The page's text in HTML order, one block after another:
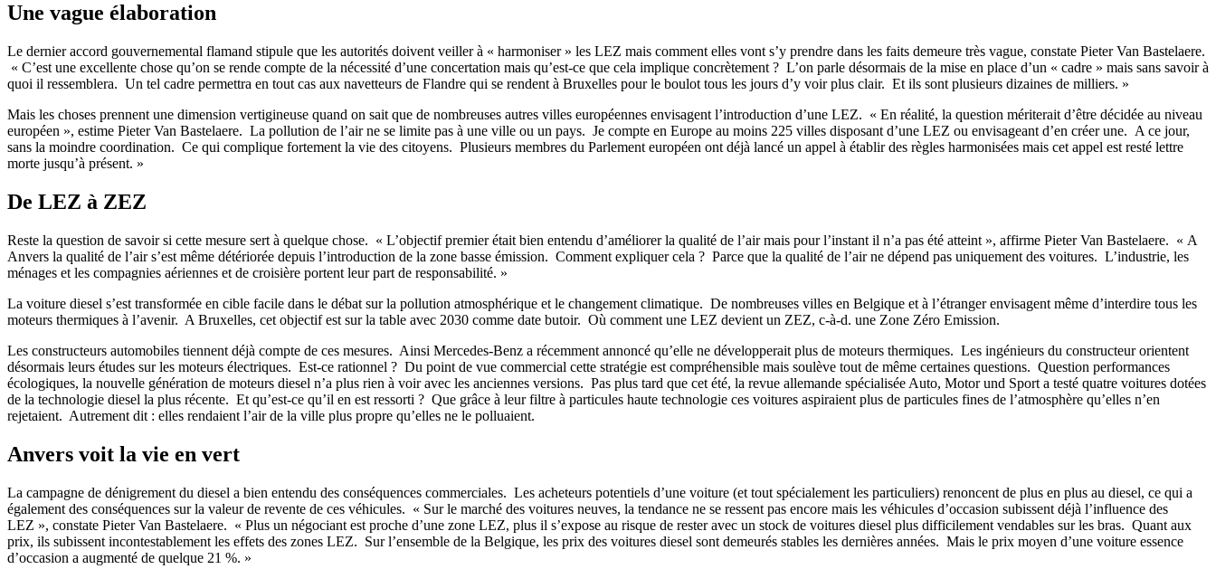
Une vague élaboration
Le dernier accord gouvernemental flamand stipule que les autorités doivent veiller à « harmoniser » les LEZ mais comment elles vont s’y prendre dans les faits demeure très vague, constate Pieter Van Bastelaere.
« C’est une excellente chose qu’on se rende compte de la nécessité d’une concertation mais qu’est-ce que cela implique concrètement ? L’on parle désormais de la mise en place d’un « cadre » mais sans savoir à
quoi il ressemblera. Un tel cadre permettra en tout cas aux navetteurs de Flandre qui se rendent à Bruxelles pour le boulot tous les jours d’y voir plus clair. Et ils sont plusieurs dizaines de milliers. »
Mais les choses prennent une dimension vertigineuse quand on sait que de nombreuses autres villes européennes envisagent l’introduction d’une LEZ. « En réalité, la question mériterait d’être décidée au niveau
européen », estime Pieter Van Bastelaere. La pollution de l’air ne se limite pas à une ville ou un pays. Je compte en Europe au moins 225 villes disposant d’une LEZ ou envisageant d’en créer une. A ce jour,
sans la moindre coordination. Ce qui complique fortement la vie des citoyens. Plusieurs membres du Parlement européen ont déjà lancé un appel à établir des règles harmonisées mais cet appel est resté lettre
morte jusqu’à présent. »
De LEZ à ZEZ
Reste la question de savoir si cette mesure sert à quelque chose. « L’objectif premier était bien entendu d’améliorer la qualité de l’air mais pour l’instant il n’a pas été atteint », affirme Pieter Van Bastelaere. « A
Anvers la qualité de l’air s’est même détériorée depuis l’introduction de la zone basse émission. Comment expliquer cela ? Parce que la qualité de l’air ne dépend pas uniquement des voitures. L’industrie, les
ménages et les compagnies aériennes et de croisière portent leur part de responsabilité. »
La voiture diesel s’est transformée en cible facile dans le débat sur la pollution atmosphérique et le changement climatique. De nombreuses villes en Belgique et à l’étranger envisagent même d’interdire tous les
moteurs thermiques à l’avenir. A Bruxelles, cet objectif est sur la table avec 2030 comme date butoir. Où comment une LEZ devient un ZEZ, c-à-d. une Zone Zéro Emission.
Les constructeurs automobiles tiennent déjà compte de ces mesures. Ainsi Mercedes-Benz a récemment annoncé qu’elle ne développerait plus de moteurs thermiques. Les ingénieurs du constructeur orientent
désormais leurs études sur les moteurs électriques. Est-ce rationnel ? Du point de vue commercial cette stratégie est compréhensible mais soulève tout de même certaines questions. Question performances
écologiques, la nouvelle génération de moteurs diesel n’a plus rien à voir avec les anciennes versions. Pas plus tard que cet été, la revue allemande spécialisée Auto, Motor und Sport a testé quatre voitures dotées
de la technologie diesel la plus récente. Et qu’est-ce qu’il en est ressorti ? Que grâce à leur filtre à particules haute technologie ces voitures aspiraient plus de particules fines de l’atmosphère qu’elles n’en
rejetaient. Autrement dit : elles rendaient l’air de la ville plus propre qu’elles ne le polluaient.
Anvers voit la vie en vert
La campagne de dénigrement du diesel a bien entendu des conséquences commerciales. Les acheteurs potentiels d’une voiture (et tout spécialement les particuliers) renoncent de plus en plus au diesel, ce qui a
également des conséquences sur la valeur de revente de ces véhicules. « Sur le marché des voitures neuves, la tendance ne se ressent pas encore mais les véhicules d’occasion subissent déjà l’influence des
LEZ », constate Pieter Van Bastelaere. « Plus un négociant est proche d’une zone LEZ, plus il s’expose au risque de rester avec un stock de voitures diesel plus difficilement vendables sur les bras. Quant aux
prix, ils subissent incontestablement les effets des zones LEZ. Sur l’ensemble de la Belgique, les prix des voitures diesel sont demeurés stables les dernières années. Mais le prix moyen d’une voiture essence
d’occasion a augmenté de quelque 21 %. »